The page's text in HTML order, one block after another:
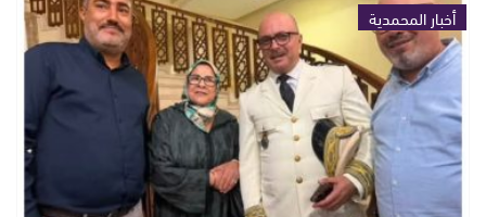
أخبار المحمدية